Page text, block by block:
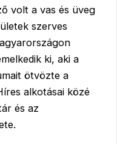
volt a vas és üveg
szerves
ki, aki a
ötvözte a
alkotásai közé
és az